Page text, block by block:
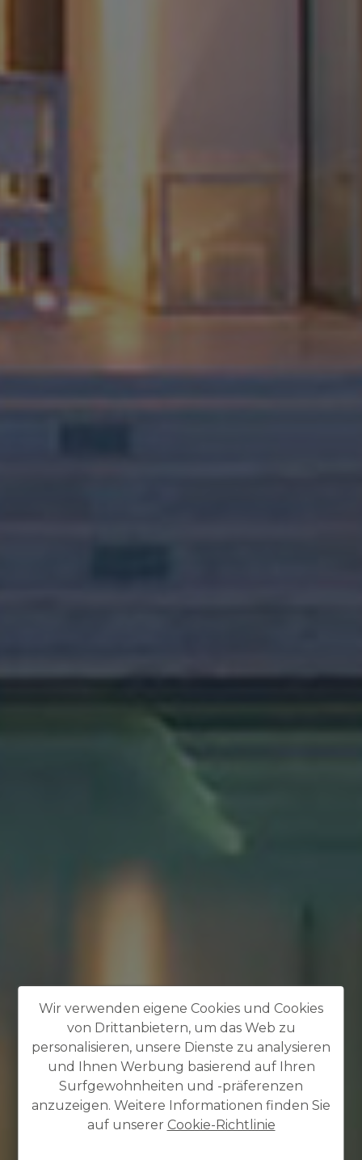
Wir verwenden eigene Cookies und Cookies
von Drittanbietern, um das Web zu
personalisieren, unsere Dienste zu analysieren
und Ihnen Werbung basierend auf Ihren
Surfgewohnheiten und -präferenzen
anzuzeigen. Weitere Informationen finden Sie
auf unserer Cookie-Richtlinie